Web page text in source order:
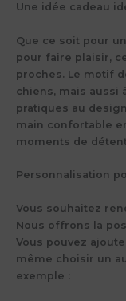
Une idée cadeau
Que ce soit pour
pour faire plaisir,
proches. Le motif
chiens, mais aussi
pratiques au
main confortable
moments de
Personnalisation
Vous souhaitez
Nous offrons la
Vous pouvez
même choisir un
exemple :